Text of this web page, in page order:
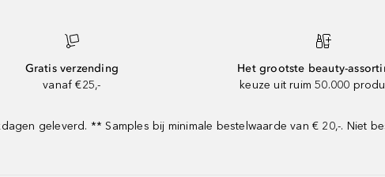
Gratis verzending
vanaf €25,-
Het grootste beauty-
keuze uit ruim 50.000
geleverd. ** Samples bij minimale bestelwaarde van € 20,-. Niet